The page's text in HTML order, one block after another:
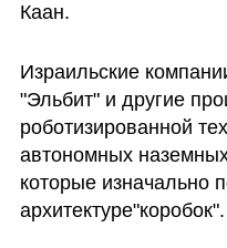
Каан.
Израильские
"Эльбит" и другие
роботизированной
автономных
которые изначально
архитектуре"коробок".